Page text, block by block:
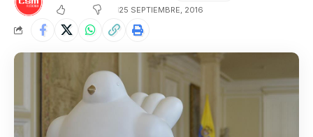
25 SEPTIEMBRE, 2016